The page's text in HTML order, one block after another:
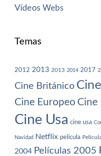
Vídeos Webs
Temas
2012 2013 2013 2014 2017
Cine Británico
Cine Europeo Cine
Cine Usa cine usa
Navidad Netflix película
2004 Películas 2005